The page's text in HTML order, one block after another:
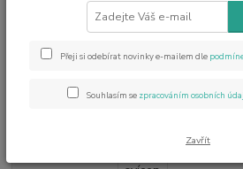
Sodalitový svícen na
svíčkuPřeji si odebírat novinky e-mailem dle
Souhlasím se zpracováním osobních
Zavřít